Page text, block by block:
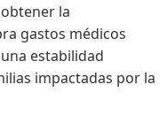
la
gastos médicos
estabilidad
impactadas por la